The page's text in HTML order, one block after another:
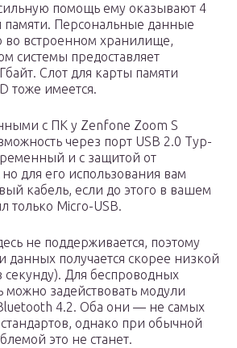
помощь ему оказывают 4
памяти. Персональные данные
во встроенном хранилище,
системы предоставляет
Слот для карты памяти
тоже имеется.
с ПК у Zenfone Zoom S
через порт USB 2.0 Typ-
и с защитой от
для его использования вам
кабель, если до этого в вашем
только Micro-USB.
не поддерживается, поэтому
данных получается скорее низкой
секунду). Для беспроводных
можно задействовать модули
4.2. Оба они — не самых
однако при обычной
это не станет.